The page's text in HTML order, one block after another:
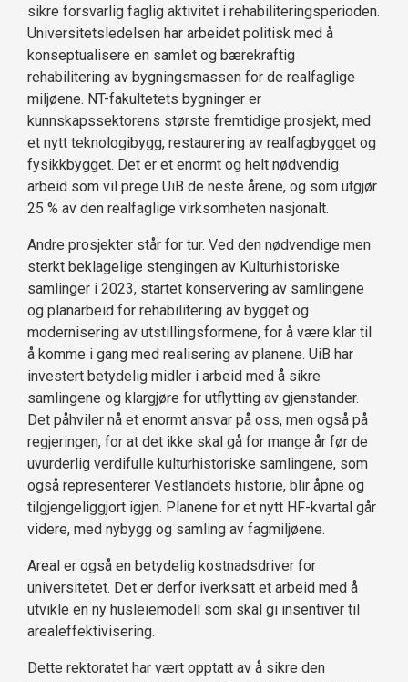
sikre forsvarlig faglig aktivitet i rehabiliteringsperioden.
Universitetsledelsen har arbeidet politisk med å
konseptualisere en samlet og bærekraftig
rehabilitering av bygningsmassen for de realfaglige
miljøene. NT-fakultetets bygninger er
kunnskapssektorens største fremtidige prosjekt, med
et nytt teknologibygg, restaurering av realfagbygget og
fysikkbygget. Det er et enormt og helt nødvendig
arbeid som vil prege UiB de neste årene, og som utgjør
25 % av den realfaglige virksomheten nasjonalt.
Andre prosjekter står for tur. Ved den nødvendige men
sterkt beklagelige stengingen av Kulturhistoriske
samlinger i 2023, startet konservering av samlingene
og planarbeid for rehabilitering av bygget og
modernisering av utstillingsformene, for å være klar til
å komme i gang med realisering av planene. UiB har
investert betydelig midler i arbeid med å sikre
samlingene og klargjøre for utflytting av gjenstander.
Det påhviler nå et enormt ansvar på oss, men også på
regjeringen, for at det ikke skal gå for mange år før de
uvurderlig verdifulle kulturhistoriske samlingene, som
også representerer Vestlandets historie, blir åpne og
tilgjengeliggjort igjen. Planene for et nytt HF-kvartal går
videre, med nybygg og samling av fagmiljøene.
Areal er også en betydelig kostnadsdriver for
universitetet. Det er derfor iverksatt et arbeid med å
utvikle en ny husleiemodell som skal gi insentiver til
arealeffektivisering.
Dette rektoratet har vært opptatt av å sikre den